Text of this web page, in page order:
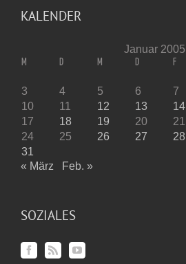
KALENDER
Januar 2005
M D M D F
3
4 5 6 7
10
11 12 13 14
17
18 19 20 21
24
25 26 27 28
31
« März
Feb. »
SOZIALES